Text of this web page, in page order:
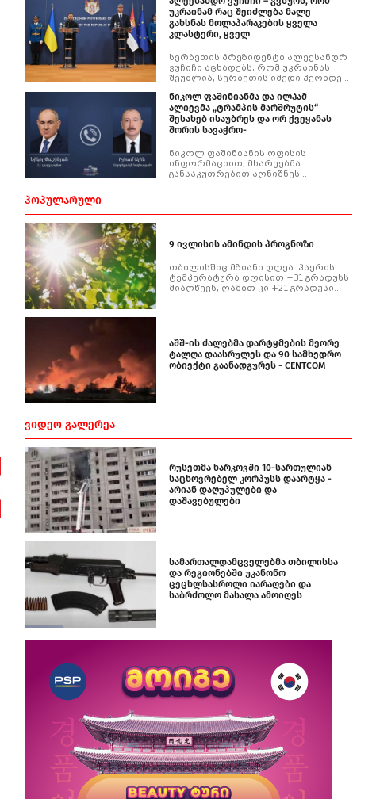
ჩრდილოეთის მიმართულებით
მოძრაობას ჩვეულ რეჟიმში
განაგრძობენ.
უკრაინამ რაც შეიძლება მალე
გახსნას მოლაპარაკების ყველა
კლასტერი, ყველ
სერბეთის პრეზიდენტი ალექსანდრ
ვუჩიჩი აცხადებს, რომ უკრაინას
შეუძლია, სერბეთის იმედი ჰქონდეს
ნიკოლ ფაშინიანმა და ილჰამ
ალიევმა „ტრამპის მარშრუტის“
შესახებ ისაუბრეს და ორ ქვეყანას
შორის სავაჭრო-
ნიკოლ ფაშინიანის ოფისის
ინფორმაციით, მხარეებმა
განსაკუთრებით აღნიშნეს
წინსვლაში.
ᲞᲝᲞᲣᲚᲐᲠᲣᲚᲘ
9 ივლისის ამინდის პროგნოზი
თბილისშიც მზიანი დღეა. ჰაერის
ტემპერატურა დღისით +31 გრადუსს
მიაღწევს, ღამით კი +21 გრადუსი
აშშ-ის ძალებმა დარტყმების მეორე
ტალღა დაასრულეს და 90 სამხედრო
ობიექტი გაანადგურეს - CENTCOM
ᲕᲘᲓᲔᲝ ᲒᲐᲚᲔᲠᲔᲐ
რუსეთმა ხარკოვში 10-სართულიან
საცხოვრებელ კორპუსს დაარტყა -
არიან დაღუპულები და
დაშავებულები
სამართალდამცველებმა თბილისსა
და რეგიონებში უკანონო
ცეცხლსასროლი იარაღები და
საბრძოლო მასალა ამოიღეს